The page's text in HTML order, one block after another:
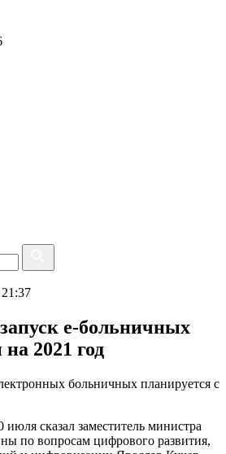
е-больничных
2021 год
больничных планируется с
сказал заместитель министра
по вопросам цифрового развития,